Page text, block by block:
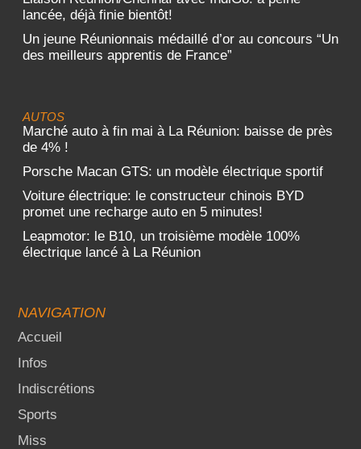
lancée, déjà finie bientôt!
Un jeune Réunionnais médaillé d’or au concours “Un
des meilleurs apprentis de France”
AUTOS
Marché auto à fin mai à La Réunion: baisse de près
de 4% !
Porsche Macan GTS: un modèle électrique sportif
Voiture électrique: le constructeur chinois BYD
promet une recharge auto en 5 minutes!
Leapmotor: le B10, un troisième modèle 100%
électrique lancé à La Réunion
NAVIGATION
Accueil
Infos
Indiscrétions
Sports
Miss